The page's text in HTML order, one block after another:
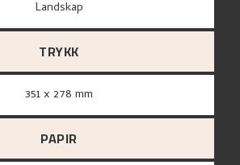
Landskap
TRYKK
351 x 278 mm
PAPIR